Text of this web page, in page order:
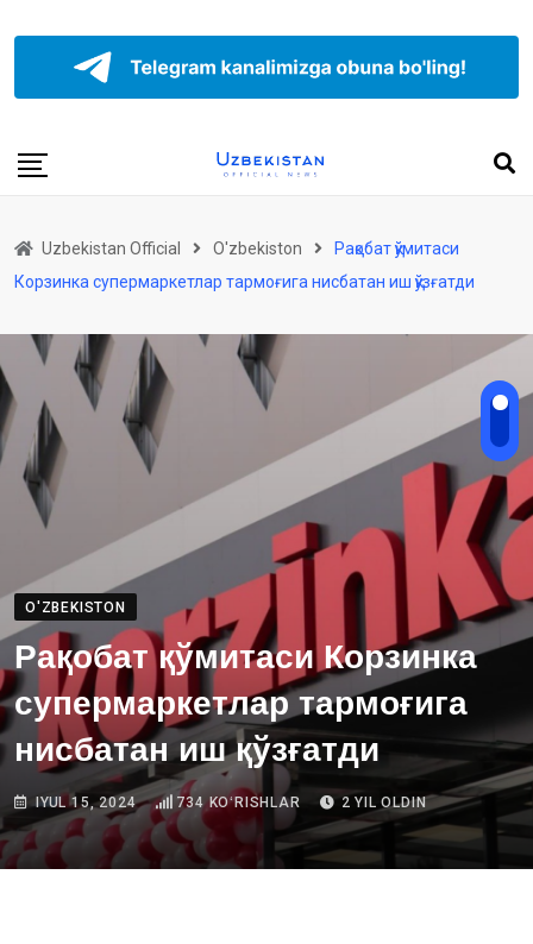
Uzbekistan Official O'zbekiston
Рақобат қўмитаси
Корзинка супермаркетлар тармоғига нисбатан иш қўзғатди
O'ZBEKISTON
Рақобат қўмитаси Корзинка
супермаркетлар тармоғига
нисбатан иш қўзғатди
IYUL 15, 2024 734KOʻRISHLAR 2 YIL OLDIN